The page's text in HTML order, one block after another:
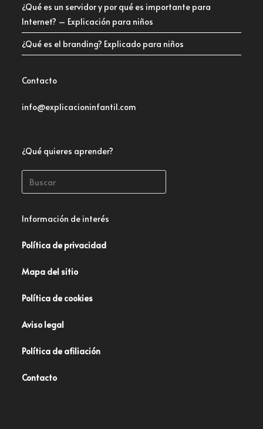
¿Qué es un servidor y por qué es importante para
Internet? – Explicación para niños
¿Qué es el branding? Explicado para niños
Contacto
info@explicacioninfantil.com
¿Qué quieres aprender?
Información de interés
Política de privacidad
Mapa del sitio
Política de cookies
Aviso legal
Política de afiliación
Contacto